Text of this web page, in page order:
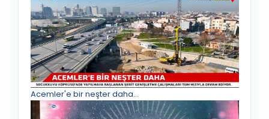
Acemler'e bir neşter daha...